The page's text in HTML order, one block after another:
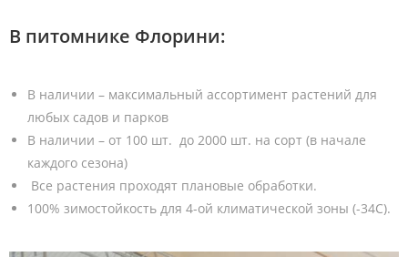
В питомнике Флорини:
В наличии – максимальный ассортимент растений для
любых садов и парков
В наличии – от 100 шт. до 2000 шт. на сорт (в начале
каждого сезона)
Все растения проходят плановые обработки.
100% зимостойкость для 4-ой климатической зоны (-34С).